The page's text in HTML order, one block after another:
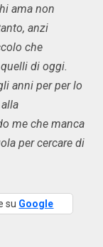
ama non
anzi
che
di oggi.
anni per per lo
me che manca
per cercare di
su Google